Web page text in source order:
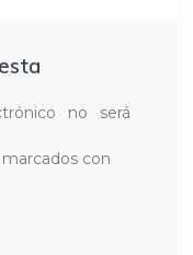
no será
con